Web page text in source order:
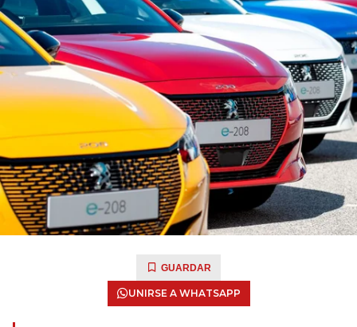
GUARDAR
UNIRSE A WHATSAPP